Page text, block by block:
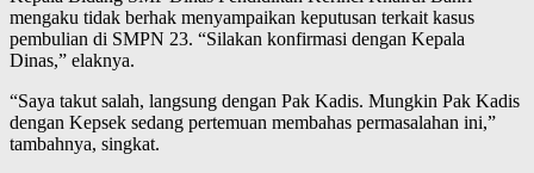
mengaku tidak berhak menyampaikan keputusan terkait kasus
pembulian di SMPN 23. “Silakan konfirmasi dengan Kepala
Dinas,” elaknya.
“Saya takut salah, langsung dengan Pak Kadis. Mungkin Pak Kadis
dengan Kepsek sedang pertemuan membahas permasalahan ini,”
tambahnya, singkat.